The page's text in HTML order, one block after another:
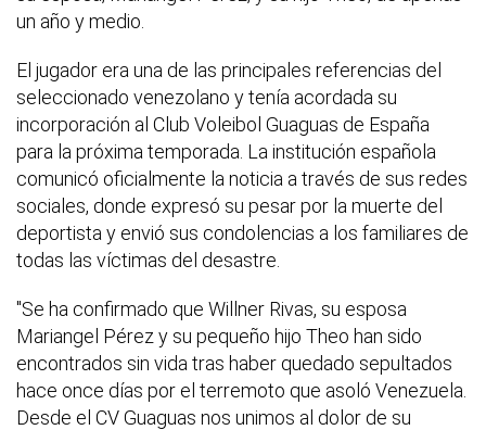
un año y medio.
El jugador era una de las principales referencias del
seleccionado venezolano y tenía acordada su
incorporación al Club Voleibol Guaguas de España
para la próxima temporada. La institución española
comunicó oficialmente la noticia a través de sus redes
sociales, donde expresó su pesar por la muerte del
deportista y envió sus condolencias a los familiares de
todas las víctimas del desastre.
"Se ha confirmado que Willner Rivas, su esposa
Mariangel Pérez y su pequeño hijo Theo han sido
encontrados sin vida tras haber quedado sepultados
hace once días por el terremoto que asoló Venezuela.
Desde el CV Guaguas nos unimos al dolor de su